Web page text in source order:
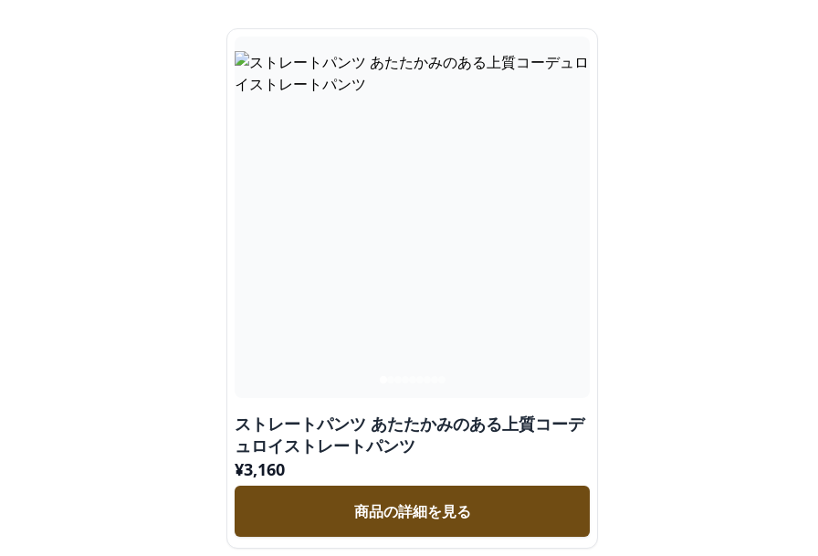
ストレートパンツ あたたかみのある上質コーデ
ュロイストレートパンツ
¥3,160
商品の詳細を見る